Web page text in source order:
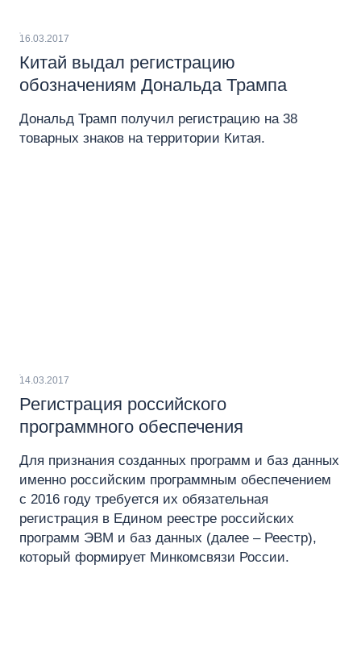
16.03.2017
Китай выдал регистрацию
обозначениям Дональда Трампа
Дональд Трамп получил регистрацию на 38
товарных знаков на территории Китая.
14.03.2017
Регистрация российского
программного обеспечения
Для признания созданных программ и баз данных
именно российским программным обеспечением
с 2016 году требуется их обязательная
регистрация в Едином реестре российских
программ ЭВМ и баз данных (далее – Реестр),
который формирует Минкомсвязи России.